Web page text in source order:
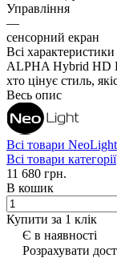
Управління
—
сенсорний екран
Всі характеристики
ALPHA Hybrid HD
хто цінує стиль,
Весь опис
Всі товари NeoLight
Всі товари категорії
11 680 грн.
В кошик
Купити за 1 клiк
Є в наявності
Розрахувати